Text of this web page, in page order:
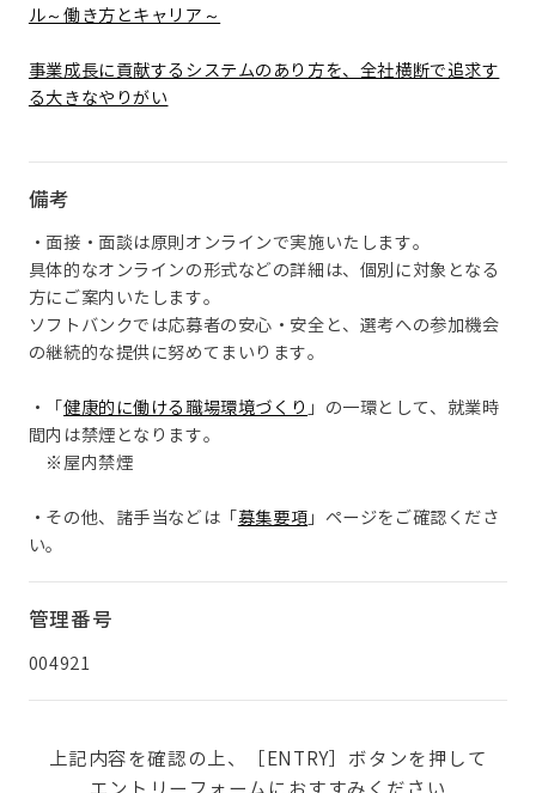
ル～働き方とキャリア～
事業成長に貢献するシステムのあり方を、全社横断で追求す
る大きなやりがい
備考
・面接・面談は原則オンラインで実施いたします。
具体的なオンラインの形式などの詳細は、個別に対象となる
方にご案内いたします。
ソフトバンクでは応募者の安心・安全と、選考への参加機会
の継続的な提供に努めてまいります。
・「健康的に働ける職場環境づくり 」の一環として、就業時
間内は禁煙となります。
※屋内禁煙
・その他、諸手当などは「 募集要項 」ページをご確認くださ
い。
管理番号
004921
上記内容を確認の上、［ENTRY］ボタンを押して